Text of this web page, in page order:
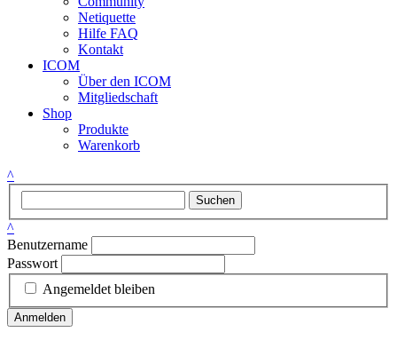
Netiquette
Hilfe FAQ
Kontakt
ICOM
Über den ICOM
Mitgliedschaft
Shop
Produkte
Warenkorb
^
Suchen
^
Benutzername
Passwort
Angemeldet bleiben
Anmelden